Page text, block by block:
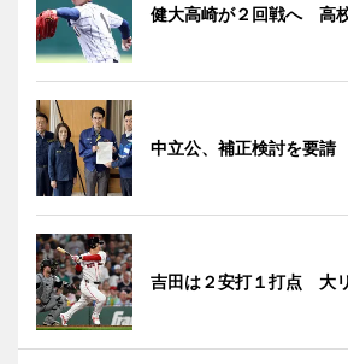
健大高崎が２回戦へ 高
中立公、補正検討を要請
吉田は２安打１打点 大